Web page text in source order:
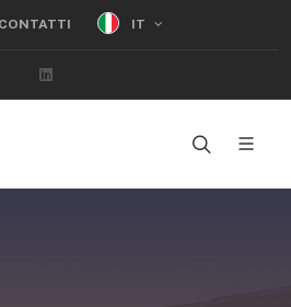
CONTATTI IT